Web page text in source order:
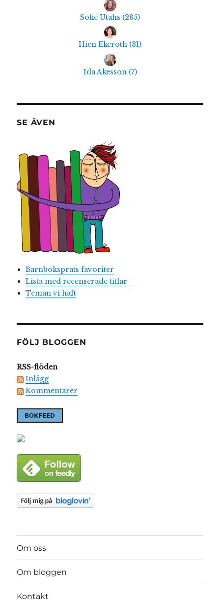
Sofie Utahs (285)
Hien Ekeroth (31)
Ida Åkesson (7)
SE ÄVEN
Barnboksprats favoriter
Lista med recenserade titlar
Teman vi haft
FÖLJ BLOGGEN
RSS-flöden
Inlägg
Kommentarer
Om oss
Om bloggen
Kontakt